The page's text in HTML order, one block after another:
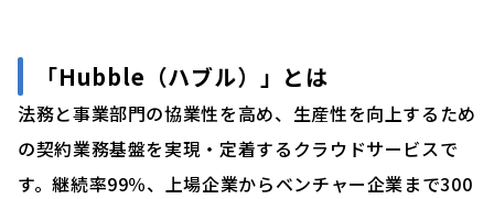
「Hubble（ハブル）」 とは
法務と事業部門の協業性を高め、生産性を向上するため
の契約業務基盤を実現・定着するクラウドサービスで
す。継続率99％、上場企業からベンチャー企業まで300